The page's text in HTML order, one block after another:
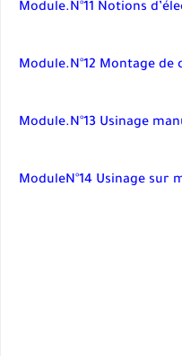
Module.N°11 Notions
Module.N°12 Montage
Module.N°13 Usinage
ModuleN°14 Usinage sur